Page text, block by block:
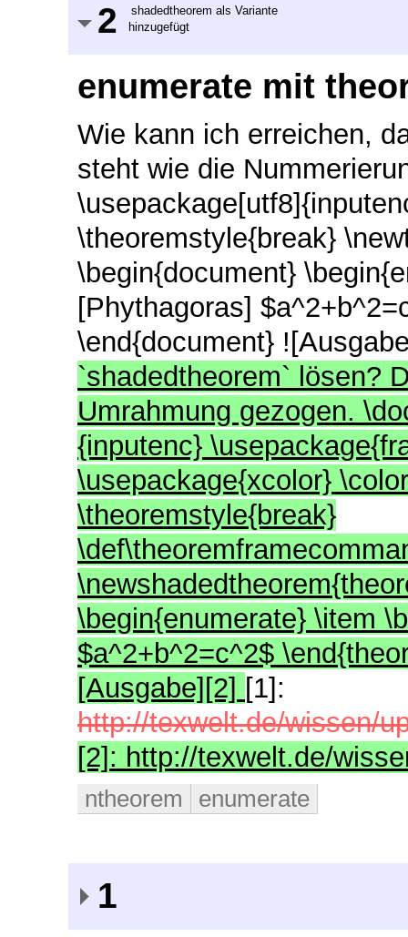
2
shadedtheorem als Variante
hinzugefügt
enumerate mit
Wie kann ich erreichen,
steht wie die
\theoremstyle{break}
\begin{document}
[Phythagoras]
\end{document}
`shadedtheorem` lösen?
Umrahmung gezogen.
{inputenc}
\usepackage{xcolor}
\theoremstyle{break}
\begin{enumerate} \item
$a^2+b^2=c^2$
[Ausgabe][2] [1]:
http://texwelt.de/wissen/
[2]: http://texwelt.de/
ntheorem enumerate
1